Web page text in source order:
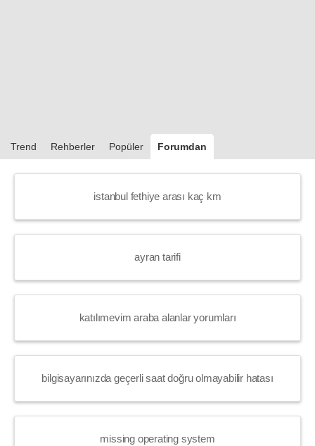
Trend Rehberler Popüler Forumdan
istanbul fethiye arası kaç km
ayran tarifi
katılımevim araba alanlar yorumları
bilgisayarınızda geçerli saat doğru olmayabilir hatası
missing operating system